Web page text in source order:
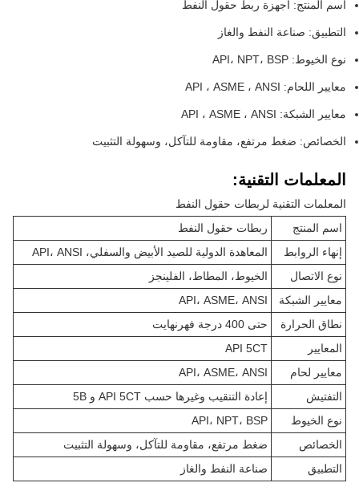
اسم المنتج: أجهزة ربط حقول النفط
التطبيق: صناعة النفط والغاز
نوع الخيوط: API، NPT، BSP
معايير اللحام: API ، ASME ، ANSI
معايير الشبكة: API ، ASME ، ANSI
الخصائص: ضغط مرتفع، مقاومة للتآكل، وسهولة التثبيت
المعلمات التقنية:
المعلمات التقنية لربطات حقول النفط
اسم المنتج
ربطات حقول النفط
إنهاء الروابط
المعاهدة الدولية للصيد الأبيض والسفلي، API، ANSI
نوع الاتصال
الخيوط، المطاط، الفلينجز
معايير الشبكة
API، ASME، ANSI
نطاق الحرارة
حتى 400 درجة فهرنهايت
المعايير
API 5CT
معايير لحام
API، ASME، ANSI
التفتيش
إعادة التنقيب وغيرها حسب API 5CT و 5B
نوع الخيوط
API، NPT، BSP
الخصائص
ضغط مرتفع، مقاومة للتآكل، وسهولة التثبيت
التطبيق
صناعة النفط والغاز